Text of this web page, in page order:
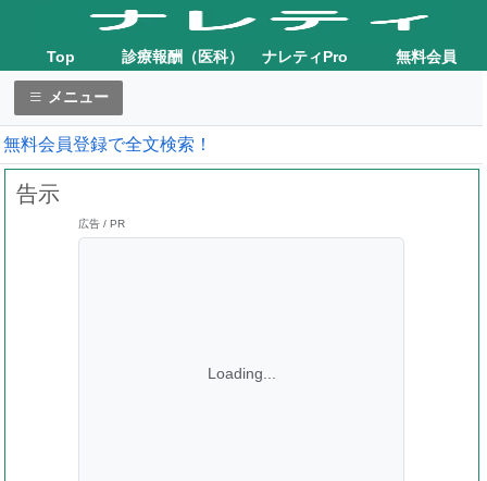
Top 診療報酬（医科） ナレティPro 無料会員
メニュー
無料会員登録で全文検索！
告示
広告 / PR
Loading...